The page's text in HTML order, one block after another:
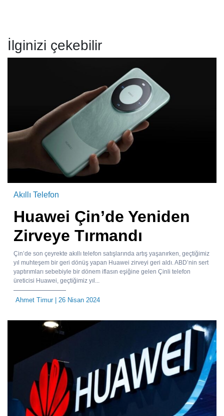
İlginizi çekebilir
Akıllı Telefon
Huawei Çin’de Yeniden
Zirveye Tırmandı
Çin’de son çeyrekte akıllı telefon satışlarında artış yaşanırken, geçtiğimiz
yıl muhteşem bir geri dönüş yapan Huawei zirveyi geri aldı. ABD’nin sert
yaptırımları sebebiyle bir dönem iflasın eşiğine gelen Çinli telefon
üreticisi Huawei, geçtiğimiz yıl...
Ahmet Timur| 26 Nisan 2024